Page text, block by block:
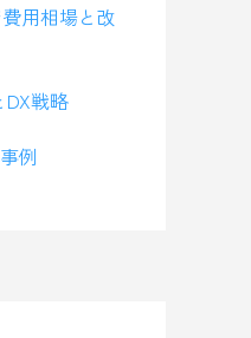
用相場と改
戦略
例